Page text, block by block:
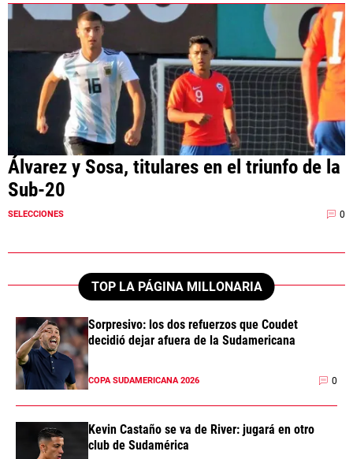
Álvarez y Sosa, titulares en el triunfo de la
Sub-20
SELECCIONES 0
TOP LA PÁGINA MILLONARIA
Sorpresivo: los dos refuerzos que Coudet
decidió dejar afuera de la Sudamericana
COPA SUDAMERICANA 2026 0
Kevin Castaño se va de River: jugará en otro
club de Sudamérica